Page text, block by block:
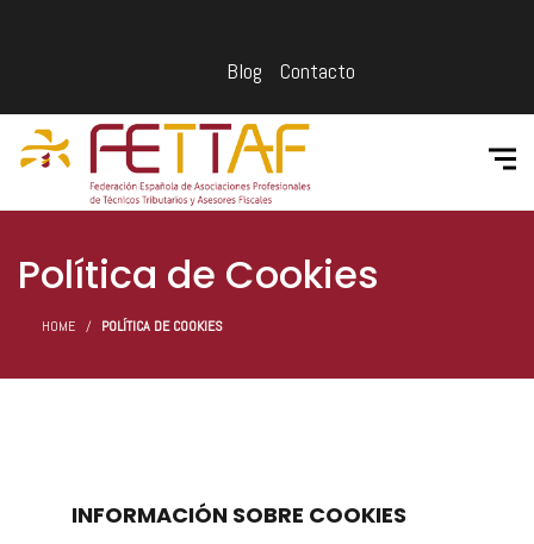
Blog Contacto
Política de Cookies
HOME POLÍTICA DE COOKIES
INFORMACIÓN SOBRE COOKIES